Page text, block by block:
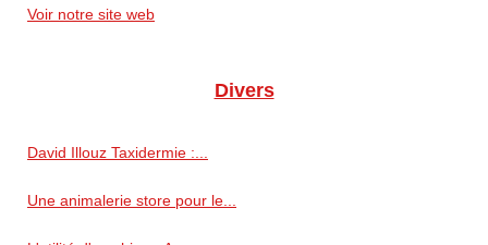
Voir notre site web
Divers
David Illouz Taxidermie :...
Une animalerie store pour le...